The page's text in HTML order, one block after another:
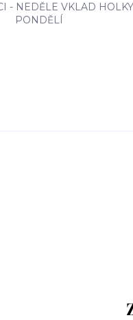
- NEDĚLE VKLAD
PONDĚLÍ